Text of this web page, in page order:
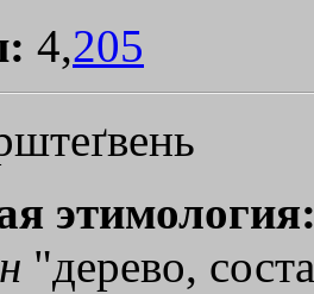
4,205
"дерево,